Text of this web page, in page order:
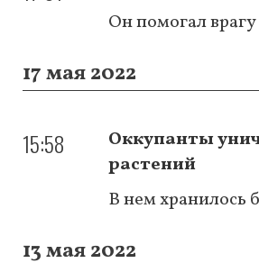
Он помогал
17 мая 2022
15:58
Оккупанты
растений
В нем хранилось
13 мая 2022